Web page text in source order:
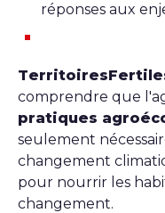
réponses aux
comprendre que
pratiques
seulement
changement
pour nourrir les
changement.